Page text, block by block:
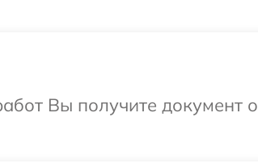
Вы получите документ о